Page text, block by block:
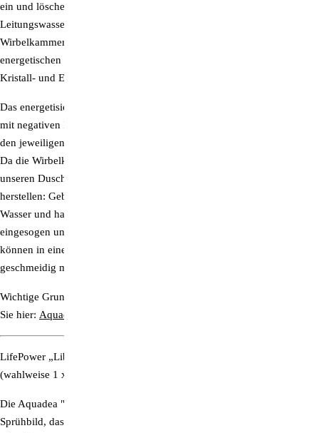
ein und löschen gleichzeitig die Schadstoff-Informationen des
Leitungswassers, während das Wasser belebt wird. Das durch die
Wirbelkammern gemeinsam aufgebaute Torus-Energiefeld schafft einen
energetischen Resonanzraum, der die Schwingungsübertragung der
Kristall- und Edelmetallqualitäten auf das Wasser verstärkt.
Das energetisierte Duschwasser reinigt die Haut porentief, schafft ein
mit negativen Ionen aufgeladenes Raumklima und beschenkt uns mit
den jeweiligen Qualitäten der verwendeten Kristalle und Edelmetalle.
Da die Wirbelkammern einen starken Sog erzeugen, kann man mit
unseren Duschen ganz einfach
herstellen: Geben Sie einfach ein paar Tropfen natürliches Pflegeöl ins
Wasser und halten Sie die Duschbrause darüber. So wird das Öl
eingesogen und hauchfein mit dem Badewasser verwirbelt – und sie
können in eine Wohlfühloase eintauchen, die Ihre Haut samtweich und
geschmeidig macht!
Wichtige Grundinformationen zur Aquadea-Wirbeltechnologie finden
Sie hier: Aquadea Gutachten & Hintergrundinfos
LifePower „Libell“ | TITAN 4 Klarheit / Herzenswärme
(wahlweise 1 x Bergkristall oder 1 x Rosenquarz)
Die Aquadea "Libell" besticht durch ihr sanftes & charmantes
Sprühbild, das Ihnen ein wohliges Gefühl der vollen Umhüllung